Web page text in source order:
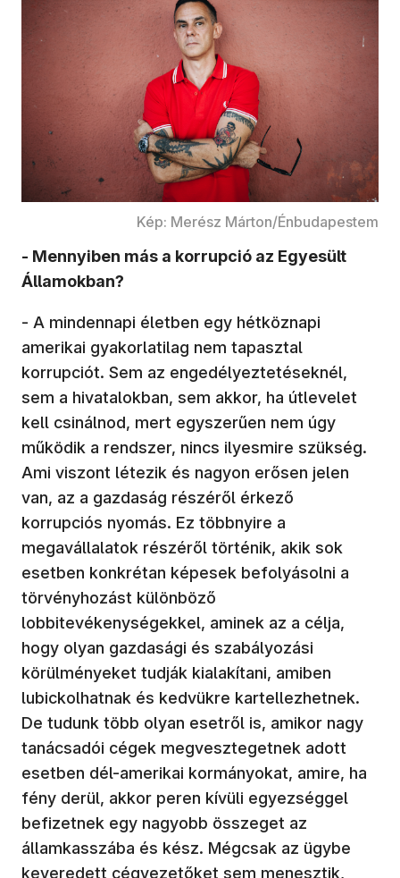
Kép: Merész Márton/Énbudapestem
- Mennyiben más a korrupció az Egyesült
Államokban?
- A mindennapi életben egy hétköznapi
amerikai gyakorlatilag nem tapasztal
korrupciót. Sem az engedélyeztetéseknél,
sem a hivatalokban, sem akkor, ha útlevelet
kell csinálnod, mert egyszerűen nem úgy
működik a rendszer, nincs ilyesmire szükség.
Ami viszont létezik és nagyon erősen jelen
van, az a gazdaság részéről érkező
korrupciós nyomás. Ez többnyire a
megavállalatok részéről történik, akik sok
esetben konkrétan képesek befolyásolni a
törvényhozást különböző
lobbitevékenységekkel, aminek az a célja,
hogy olyan gazdasági és szabályozási
körülményeket tudják kialakítani, amiben
lubickolhatnak és kedvükre kartellezhetnek.
De tudunk több olyan esetről is, amikor nagy
tanácsadói cégek megvesztegetnek adott
esetben dél-amerikai kormányokat, amire, ha
fény derül, akkor peren kívüli egyezséggel
befizetnek egy nagyobb összeget az
államkasszába és kész. Mégcsak az ügybe
keveredett cégvezetőket sem menesztik,